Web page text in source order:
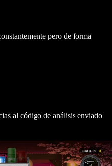
pero de forma
al código de análisis enviado